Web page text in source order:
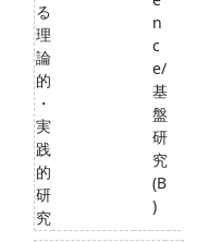
る
理
論
的
・
実
践
的
研
究
n
c
e/
基
盤
研
究
(B
)